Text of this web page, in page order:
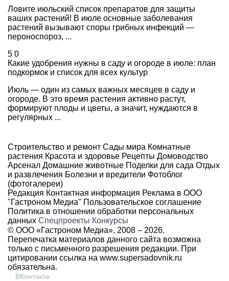
Ловите июльский список препаратов для защиты
ваших растений! В июле основные заболевания
растений вызывают споры грибных инфекций —
пероноспороз, ...
5 0
Какие удобрения нужны в саду и огороде в июле: план
подкормок и список для всех культур
Июль — один из самых важных месяцев в саду и
огороде. В это время растения активно растут,
формируют плоды и цветы, а значит, нуждаются в
регулярных ...
Строительство и ремонт Сады мира Комнатные
растения Красота и здоровье Рецепты Домоводство
Арсенал Домашние животные Поделки для сада Отдых
и развлечения Болезни и вредители Фотоблог
(фотогалереи)
Редакция Контактная информация Реклама в ООО
"Гастроном Медиа" Пользовательское соглашение
Политика в отношении обработки персональных
данных Спецпроекты Конкурсы
© ООО «Гастроном Медиа», 2008 – 2026.
Перепечатка материалов данного сайта возможна
только с письменного разрешения редакции. При
цитировании ссылка на www.supersadovnik.ru
обязательна.
ВКонтакте